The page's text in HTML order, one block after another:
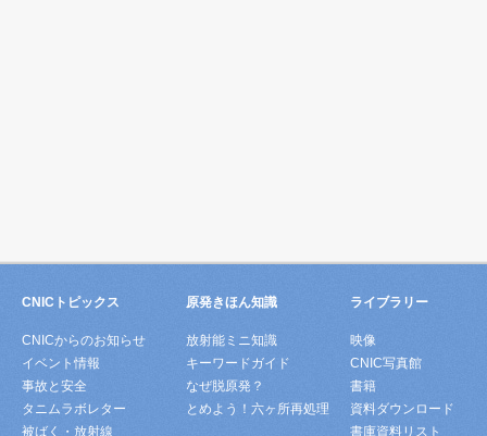
CNICトピックス
CNICからのお知らせ
イベント情報
事故と安全
タニムラボレター
被ばく・放射線
原発きほん知識
放射能ミニ知識
キーワードガイド
なぜ脱原発？
とめよう！六ヶ所再処理
ライブラリー
映像
CNIC写真館
書籍
資料ダウンロード
書庫資料リスト